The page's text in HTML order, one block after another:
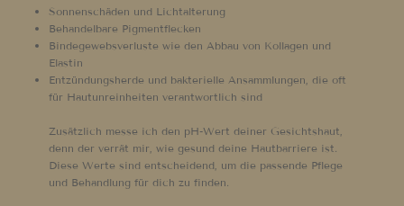
Sonnenschäden und Lichtalterung
Behandelbare Pigmentflecken
Bindegewebsverluste wie den Abbau von Kollagen und
Elastin
Entzündungsherde und bakterielle Ansammlungen, die oft
für Hautunreinheiten verantwortlich sind
Zusätzlich messe ich den pH-Wert deiner Gesichtshaut,
denn der verrät mir, wie gesund deine Hautbarriere ist.
Diese Werte sind entscheidend, um die passende Pflege
und Behandlung für dich zu finden.